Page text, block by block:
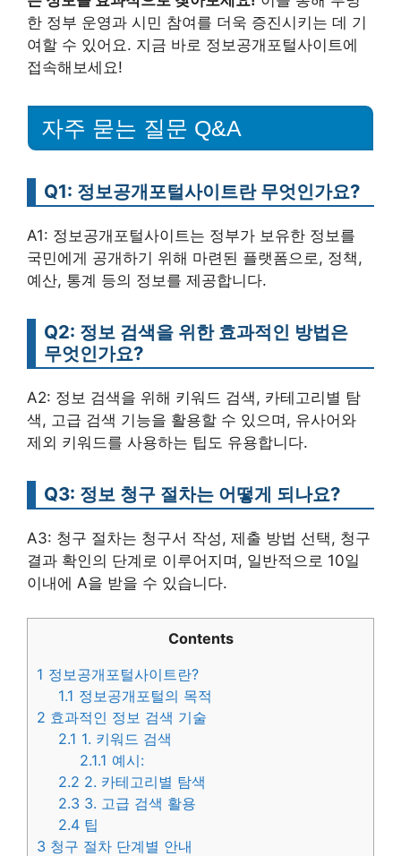
한 정부 운영과 시민 참여를 더욱 증진시키는 데 기
여할 수 있어요. 지금 바로 정보공개포털사이트에
접속해보세요!
자주 묻는 질문 Q&A
Q1: 정보공개포털사이트란 무엇인가요?
A1: 정보공개포털사이트는 정부가 보유한 정보를
국민에게 공개하기 위해 마련된 플랫폼으로, 정책,
예산, 통계 등의 정보를 제공합니다.
Q2: 정보 검색을 위한 효과적인 방법은
무엇인가요?
A2: 정보 검색을 위해 키워드 검색, 카테고리별 탐
색, 고급 검색 기능을 활용할 수 있으며, 유사어와
제외 키워드를 사용하는 팁도 유용합니다.
Q3: 정보 청구 절차는 어떻게 되나요?
A3: 청구 절차는 청구서 작성, 제출 방법 선택, 청구
결과 확인의 단계로 이루어지며, 일반적으로 10일
이내에 A을 받을 수 있습니다.
Contents
1 정보공개포털사이트란?
1.1 정보공개포털의 목적
2 효과적인 정보 검색 기술
2.1 1. 키워드 검색
2.1.1 예시:
2.2 2. 카테고리별 탐색
2.3 3. 고급 검색 활용
2.4 팁
3 청구 절차 단계별 안내